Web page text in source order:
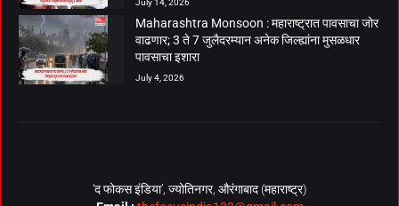
July 14, 2026
Maharashtra Monsoon : महाराष्ट्रात पावसाचा जोर
वाढणार; 3 ते 7 जुलैदरम्यान अनेक जिल्ह्यांना मुसळधार
पावसाचा इशारा
July 4, 2026
‘द फोकस इंडिया’, ज्योतिनगर, औरंगाबाद (महाराष्ट्र)